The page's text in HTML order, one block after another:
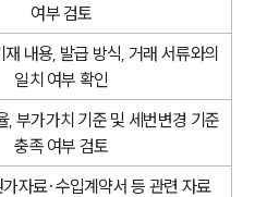
여부 검토
내용, 발급 방식, 거래 서류와의
일치 여부 확인
, 부가가치 기준 및 세번변경 기준
충족 여부 검토
자료·수입계약서 등 관련 자료